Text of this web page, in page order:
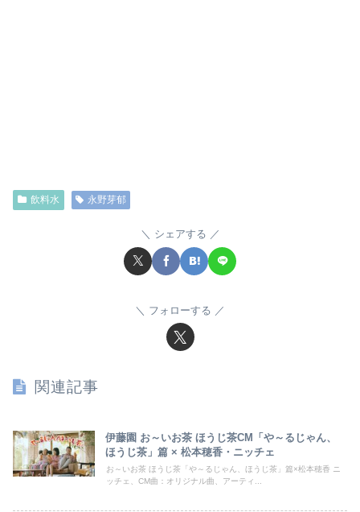
飲料水 永野芽郁
シェアする
フォローする
関連記事
伊藤園 お～いお茶 ほうじ茶CM「や～るじゃん、
ほうじ茶」篇 × 松本穂香・ニッチェ
お～いお茶 ほうじ茶「や～るじゃん、ほうじ茶」篇×松本穂香 ニ
ッチェ、CM曲：オリジナル曲、アーティ...